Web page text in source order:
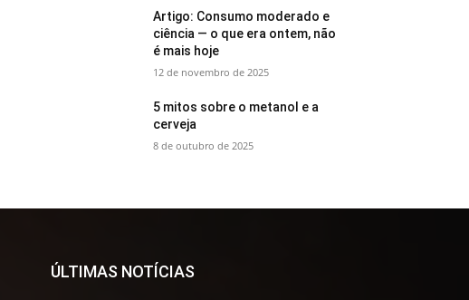
Artigo: Consumo moderado e
ciência — o que era ontem, não
é mais hoje
12 de novembro de 2025
5 mitos sobre o metanol e a
cerveja
8 de outubro de 2025
ÚLTIMAS NOTÍCIAS